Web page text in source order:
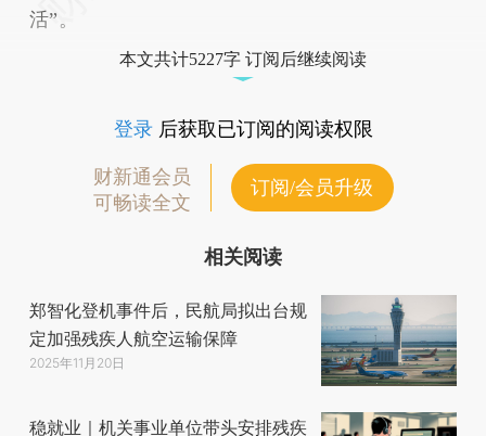
活”。
本文共计5227字 订阅后继续阅读
登录后获取已订阅的阅读权限
财新通会员
可畅读全文
订阅/会员升级
相关阅读
郑智化登机事件后，民航局拟出台规
定加强残疾人航空运输保障
2025年11月20日
稳就业｜机关事业单位带头安排残疾